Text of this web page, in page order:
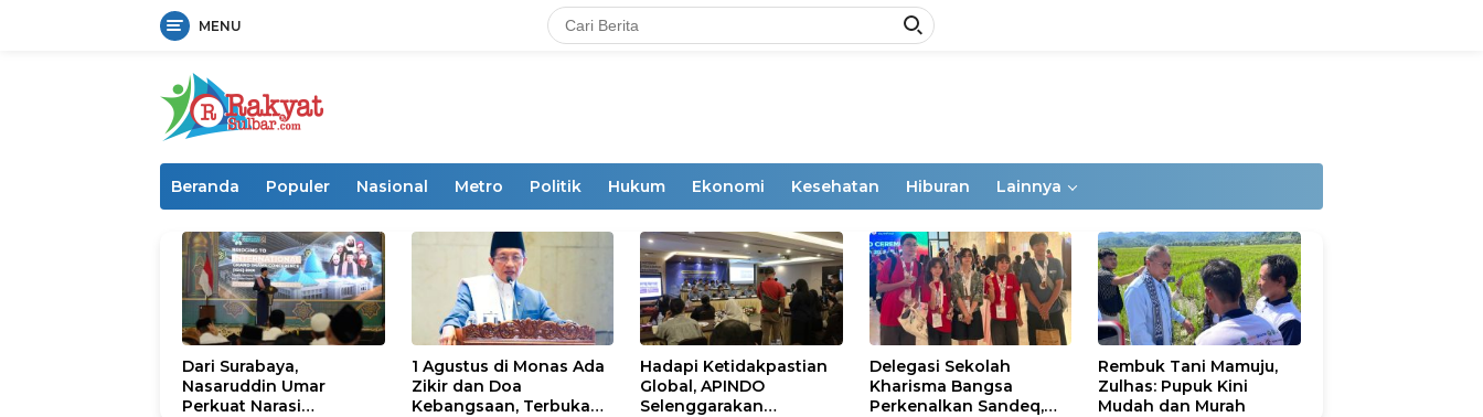
MENU
Beranda Populer Nasional Metro Politik Hukum Ekonomi Kesehatan Hiburan Lainnya
Dari Surabaya,
Nasaruddin Umar
Perkuat Narasi
1 Agustus di Monas Ada
Zikir dan Doa
Kebangsaan, Terbuka
Hadapi Ketidakpastian
Global, APINDO
Selenggarakan
Delegasi Sekolah
Kharisma Bangsa
Perkenalkan Sandeq,
Rembuk Tani Mamuju,
Zulhas: Pupuk Kini
Mudah dan Murah